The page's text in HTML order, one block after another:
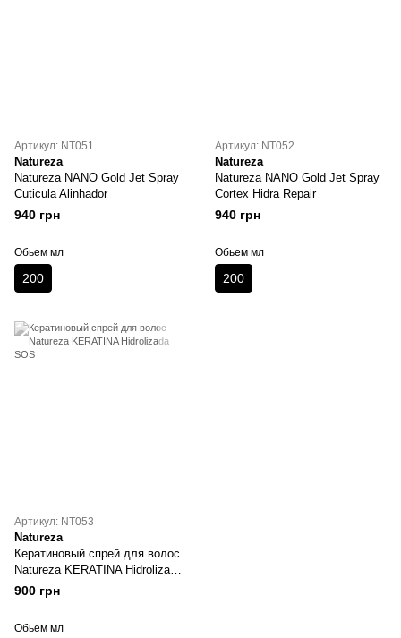
Артикул: NT051
Natureza
Natureza NANO Gold Jet Spray
Cuticula Alinhador
940 грн
Обьем мл
200
Артикул: NT052
Natureza
Natureza NANO Gold Jet Spray
Cortex Hidra Repair
940 грн
Обьем мл
200
Артикул: NT053
Natureza
Кератиновый спрей для волос
Natureza KERATINA Hidrolizada
SOS
900 грн
Обьем мл